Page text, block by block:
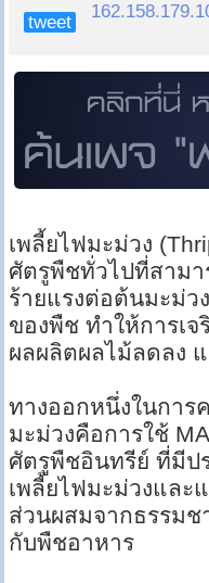
tweet
เพลี้ยไฟมะม่วง
ศัตรูพืชทั่วไปที่สามา
ร้ายแรงต่อต้นมะม่ว
ของพืช ทำให้การเ
ผลผลิตผลไม้ลดลง
ทางออกหนึ่งในการ
มะม่วงคือการใช้
ศัตรูพืชอินทรีย์ ที่มีป
เพลี้ยไฟมะม่วงและ
ส่วนผสมจากธรรม
กับพืชอาหาร